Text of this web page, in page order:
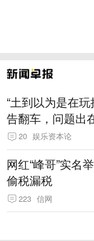
“土到以为是在
告翻车，问题出
20 娱乐资本论
网红“峰哥”实名
偷税漏税
223 信网